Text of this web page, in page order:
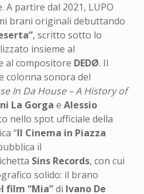
A partire dal 2021, LUPO
brani originali debuttando
, scritto sotto lo
insieme al
al compositore DEDØ. Il
colonna sonora del
In Da House – A History of
La Gorga e Alessio
nello spot ufficiale della
“Il Cinema in Piazza
il
Sins Records, con cui
solido: il brano
film “Mia”di Ivano De